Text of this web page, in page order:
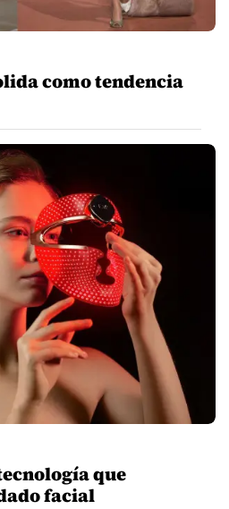
como tendencia
que
facial